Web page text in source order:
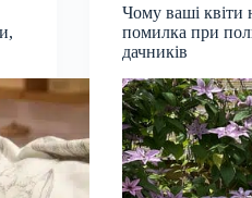
Чому ваші квіти
помилка при
дачників